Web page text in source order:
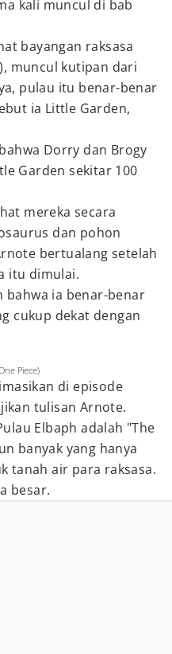
kali muncul di bab
bayangan raksasa
muncul kutipan dari
pulau itu benar-benar
ia Little Garden,
Dorry dan Brogy
Garden sekitar 100
mereka secara
dan pohon
bertualang setelah
itu dimulai.
bahwa ia benar-benar
cukup dekat dengan
Piece)
di episode
tulisan Arnote.
Elbaph adalah "The
banyak yang hanya
tanah air para raksasa.
besar.